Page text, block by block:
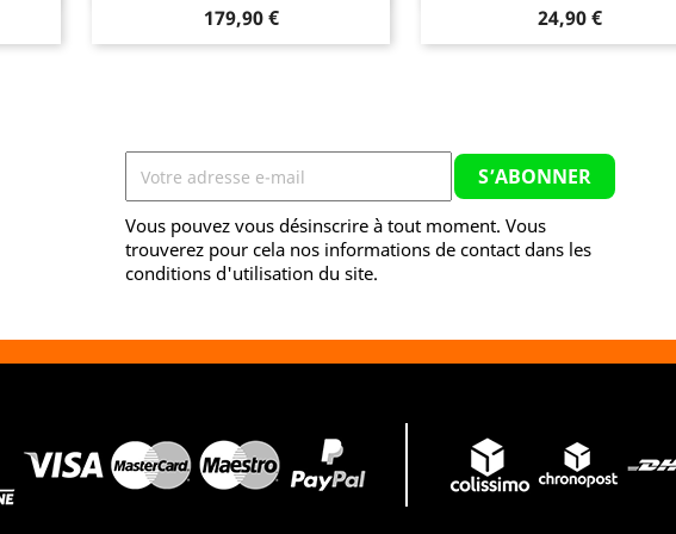
Prix
179,90 € Prix
24,90 €
Vous pouvez vous désinscrire à tout moment. Vous
trouverez pour cela nos informations de contact dans les
conditions d'utilisation du site.